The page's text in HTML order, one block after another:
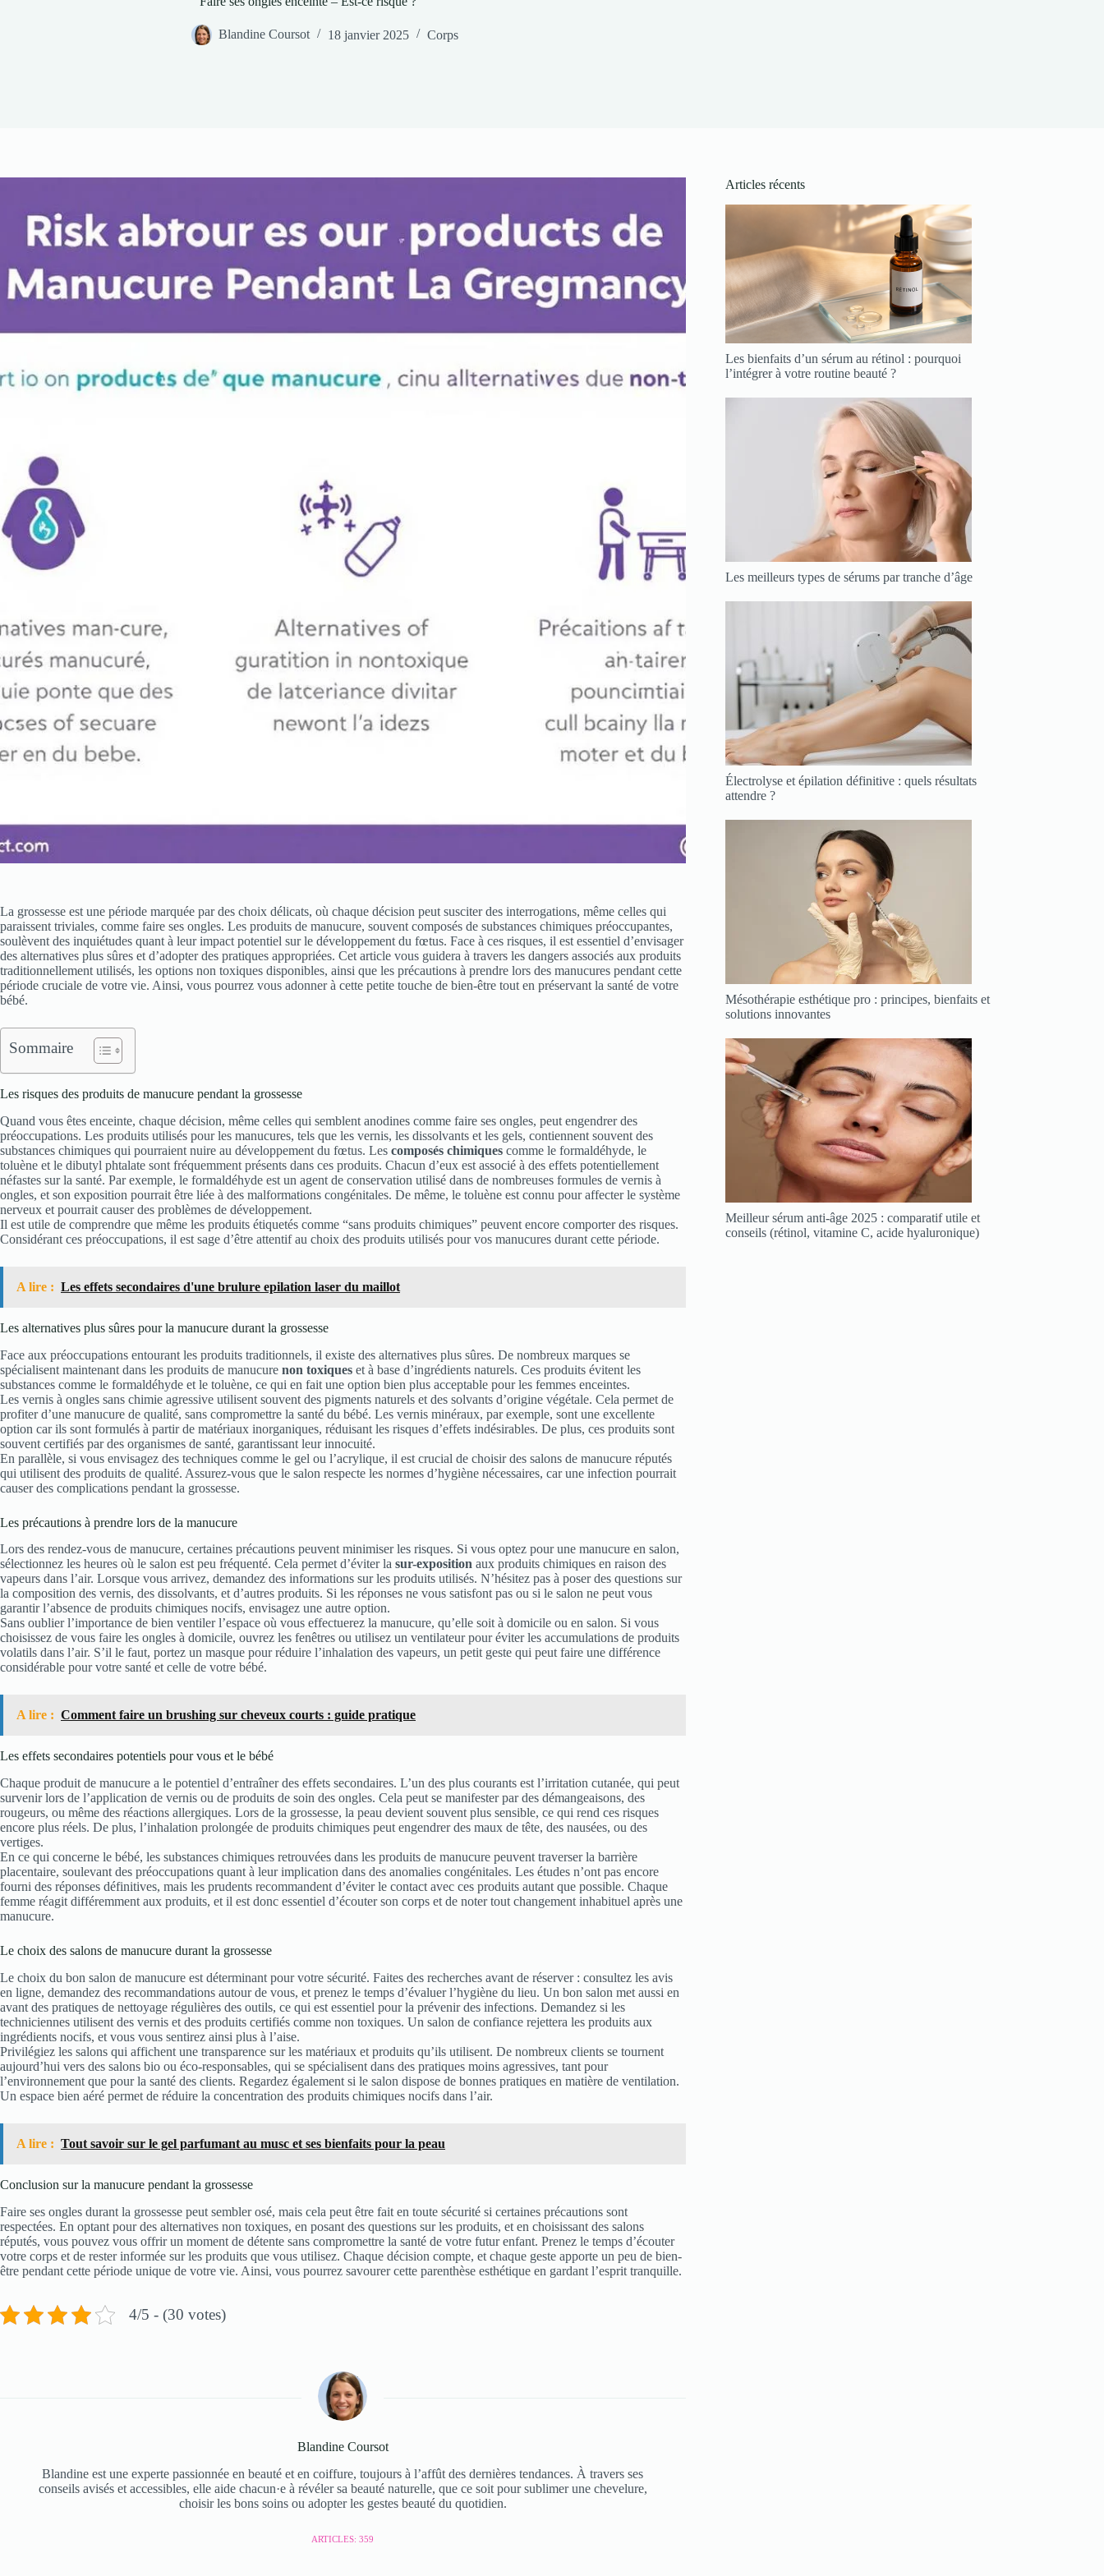
Blandine Coursot 18 janvier 2025 Corps
La grossesse est une période marquée par des choix délicats, où chaque décision peut susciter des interrogations, même celles qui
paraissent triviales, comme faire ses ongles. Les produits de manucure, souvent composés de substances chimiques préoccupantes,
soulèvent des inquiétudes quant à leur impact potentiel sur le développement du fœtus. Face à ces risques, il est essentiel d’envisager
des alternatives plus sûres et d’adopter des pratiques appropriées. Cet article vous guidera à travers les dangers associés aux produits
traditionnellement utilisés, les options non toxiques disponibles, ainsi que les précautions à prendre lors des manucures pendant cette
période cruciale de votre vie. Ainsi, vous pourrez vous adonner à cette petite touche de bien-être tout en préservant la santé de votre
bébé.
Sommaire
Les risques des produits de manucure pendant la grossesse
Quand vous êtes enceinte, chaque décision, même celles qui semblent anodines comme faire ses ongles, peut engendrer des
préoccupations. Les produits utilisés pour les manucures, tels que les vernis, les dissolvants et les gels, contiennent souvent des
substances chimiques qui pourraient nuire au développement du fœtus. Les composés chimiques comme le formaldéhyde, le
toluène et le dibutyl phtalate sont fréquemment présents dans ces produits. Chacun d’eux est associé à des effets potentiellement
néfastes sur la santé. Par exemple, le formaldéhyde est un agent de conservation utilisé dans de nombreuses formules de vernis à
ongles, et son exposition pourrait être liée à des malformations congénitales. De même, le toluène est connu pour affecter le système
nerveux et pourrait causer des problèmes de développement.
Il est utile de comprendre que même les produits étiquetés comme “sans produits chimiques” peuvent encore comporter des risques.
Considérant ces préoccupations, il est sage d’être attentif au choix des produits utilisés pour vos manucures durant cette période.
A lire : Les effets secondaires d'une brulure epilation laser du maillot
Les alternatives plus sûres pour la manucure durant la grossesse
Face aux préoccupations entourant les produits traditionnels, il existe des alternatives plus sûres. De nombreux marques se
spécialisent maintenant dans les produits de manucure non toxiques et à base d’ingrédients naturels. Ces produits évitent les
substances comme le formaldéhyde et le toluène, ce qui en fait une option bien plus acceptable pour les femmes enceintes.
Les vernis à ongles sans chimie agressive utilisent souvent des pigments naturels et des solvants d’origine végétale. Cela permet de
profiter d’une manucure de qualité, sans compromettre la santé du bébé. Les vernis minéraux, par exemple, sont une excellente
option car ils sont formulés à partir de matériaux inorganiques, réduisant les risques d’effets indésirables. De plus, ces produits sont
souvent certifiés par des organismes de santé, garantissant leur innocuité.
En parallèle, si vous envisagez des techniques comme le gel ou l’acrylique, il est crucial de choisir des salons de manucure réputés
qui utilisent des produits de qualité. Assurez-vous que le salon respecte les normes d’hygiène nécessaires, car une infection pourrait
causer des complications pendant la grossesse.
Les précautions à prendre lors de la manucure
Lors des rendez-vous de manucure, certaines précautions peuvent minimiser les risques. Si vous optez pour une manucure en salon,
sélectionnez les heures où le salon est peu fréquenté. Cela permet d’éviter la sur-exposition aux produits chimiques en raison des
vapeurs dans l’air. Lorsque vous arrivez, demandez des informations sur les produits utilisés. N’hésitez pas à poser des questions sur
la composition des vernis, des dissolvants, et d’autres produits. Si les réponses ne vous satisfont pas ou si le salon ne peut vous
garantir l’absence de produits chimiques nocifs, envisagez une autre option.
Sans oublier l’importance de bien ventiler l’espace où vous effectuerez la manucure, qu’elle soit à domicile ou en salon. Si vous
choisissez de vous faire les ongles à domicile, ouvrez les fenêtres ou utilisez un ventilateur pour éviter les accumulations de produits
volatils dans l’air. S’il le faut, portez un masque pour réduire l’inhalation des vapeurs, un petit geste qui peut faire une différence
considérable pour votre santé et celle de votre bébé.
A lire : Comment faire un brushing sur cheveux courts : guide pratique
Les effets secondaires potentiels pour vous et le bébé
Chaque produit de manucure a le potentiel d’entraîner des effets secondaires. L’un des plus courants est l’irritation cutanée, qui peut
survenir lors de l’application de vernis ou de produits de soin des ongles. Cela peut se manifester par des démangeaisons, des
rougeurs, ou même des réactions allergiques. Lors de la grossesse, la peau devient souvent plus sensible, ce qui rend ces risques
encore plus réels. De plus, l’inhalation prolongée de produits chimiques peut engendrer des maux de tête, des nausées, ou des
vertiges.
En ce qui concerne le bébé, les substances chimiques retrouvées dans les produits de manucure peuvent traverser la barrière
placentaire, soulevant des préoccupations quant à leur implication dans des anomalies congénitales. Les études n’ont pas encore
fourni des réponses définitives, mais les prudents recommandent d’éviter le contact avec ces produits autant que possible. Chaque
femme réagit différemment aux produits, et il est donc essentiel d’écouter son corps et de noter tout changement inhabituel après une
manucure.
Le choix des salons de manucure durant la grossesse
Le choix du bon salon de manucure est déterminant pour votre sécurité. Faites des recherches avant de réserver : consultez les avis
en ligne, demandez des recommandations autour de vous, et prenez le temps d’évaluer l’hygiène du lieu. Un bon salon met aussi en
avant des pratiques de nettoyage régulières des outils, ce qui est essentiel pour la prévenir des infections. Demandez si les
techniciennes utilisent des vernis et des produits certifiés comme non toxiques. Un salon de confiance rejettera les produits aux
ingrédients nocifs, et vous vous sentirez ainsi plus à l’aise.
Privilégiez les salons qui affichent une transparence sur les matériaux et produits qu’ils utilisent. De nombreux clients se tournent
aujourd’hui vers des salons bio ou éco-responsables, qui se spécialisent dans des pratiques moins agressives, tant pour
l’environnement que pour la santé des clients. Regardez également si le salon dispose de bonnes pratiques en matière de ventilation.
Un espace bien aéré permet de réduire la concentration des produits chimiques nocifs dans l’air.
A lire : Tout savoir sur le gel parfumant au musc et ses bienfaits pour la peau
Conclusion sur la manucure pendant la grossesse
Faire ses ongles durant la grossesse peut sembler osé, mais cela peut être fait en toute sécurité si certaines précautions sont
respectées. En optant pour des alternatives non toxiques, en posant des questions sur les produits, et en choisissant des salons
réputés, vous pouvez vous offrir un moment de détente sans compromettre la santé de votre futur enfant. Prenez le temps d’écouter
votre corps et de rester informée sur les produits que vous utilisez. Chaque décision compte, et chaque geste apporte un peu de bien-
être pendant cette période unique de votre vie. Ainsi, vous pourrez savourer cette parenthèse esthétique en gardant l’esprit tranquille.
4/5 - (30 votes)
Blandine Coursot
Blandine est une experte passionnée en beauté et en coiffure, toujours à l’affût des dernières tendances. À travers ses
conseils avisés et accessibles, elle aide chacun·e à révéler sa beauté naturelle, que ce soit pour sublimer une chevelure,
choisir les bons soins ou adopter les gestes beauté du quotidien.
ARTICLES: 359
Articles récents
Les bienfaits d’un sérum au rétinol : pourquoi
l’intégrer à votre routine beauté ?
Les meilleurs types de sérums par tranche d’âge
Électrolyse et épilation définitive : quels résultats
attendre ?
Mésothérapie esthétique pro : principes, bienfaits et
solutions innovantes
Meilleur sérum anti-âge 2025 : comparatif utile et
conseils (rétinol, vitamine C, acide hyaluronique)